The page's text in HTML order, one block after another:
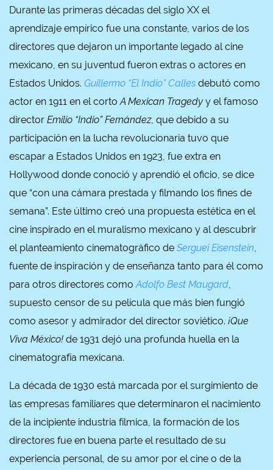
Durante las primeras décadas del siglo XX el
aprendizaje empírico fue una constante, varios de los
directores que dejaron un importante legado al cine
mexicano, en su juventud fueron extras o actores en
Estados Unidos. Guillermo “El Indio” Calles debutó como
actor en 1911 en el cortoA Mexican Tragedy y el famoso
director Emilio “Indio” Fernández, que debido a su
participación en la lucha revolucionaria tuvo que
escapar a Estados Unidos en 1923, fue extra en
Hollywood donde conoció y aprendió el oficio, se dice
que “con una cámara prestada y filmando los fines de
semana”. Este último creó una propuesta estética en el
cine inspirado en el muralismo mexicano y al descubrir
el planteamiento cinematográfico de Serguei Eisenstein,
fuente de inspiración y de enseñanza tanto para él como
para otros directores comoAdolfo Best Maugard,
supuesto censor de su película que más bien fungió
como asesor y admirador del director soviético. ¡Que
Viva México! de 1931 dejó una profunda huella en la
cinematografía mexicana.
La década de 1930 está marcada por el surgimiento de
las empresas familiares que determinaron el nacimiento
de la incipiente industria fílmica, la formación de los
directores fue en buena parte el resultado de su
experiencia personal, de su amor por el cine o de la